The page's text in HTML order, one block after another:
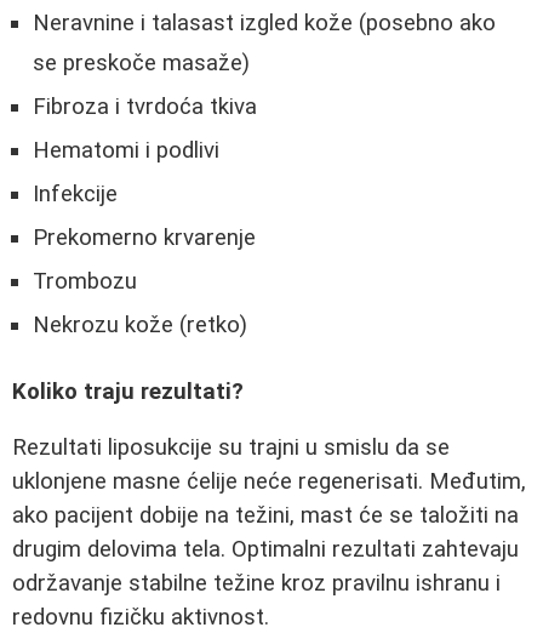
Neravnine i talasast izgled kože (posebno ako
se preskoče masaže)
Fibroza i tvrdoća tkiva
Hematomi i podlivi
Infekcije
Prekomerno krvarenje
Trombozu
Nekrozu kože (retko)
Koliko traju rezultati?
Rezultati liposukcije su trajni u smislu da se
uklonjene masne ćelije neće regenerisati. Međutim,
ako pacijent dobije na težini, mast će se taložiti na
drugim delovima tela. Optimalni rezultati zahtevaju
održavanje stabilne težine kroz pravilnu ishranu i
redovnu fizičku aktivnost.